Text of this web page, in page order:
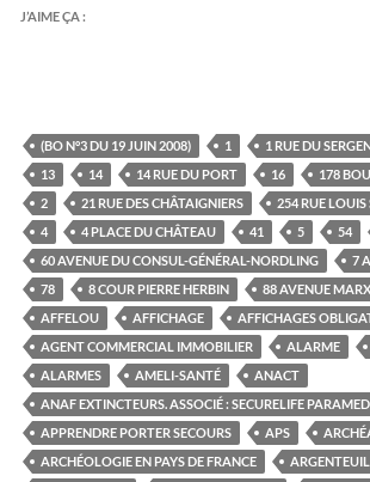
J’AIME ÇA :
(BO N°3 DU 19 JUIN 2008) 1 1 RUE DU
13
14 14 RUE DU PORT 16 178
2
21 RUE DES CHÂTAIGNIERS 254 RUE
4
4 PLACE DU CHÂTEAU 41 5 54
60 AVENUE DU CONSUL-GÉNÉRAL-NORDLING
7
78
8 COUR PIERRE HERBIN 88 AVENUE
AFFELOU
AFFICHAGE
AFFICHAGES
AGENT COMMERCIAL IMMOBILIER
ALARME
ALARMES
AMELI-SANTÉ
ANACT
ANAF EXTINCTEURS. ASSOCIÉ : SECURELIFE
APPRENDRE PORTER SECOURS
APS
ARCHÉOLOGIE EN PAYS DE FRANCE
ARGENTEUIL